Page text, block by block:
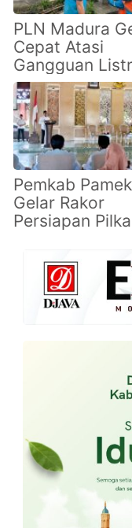
PLN Madura
Cepat Atasi
Gangguan
IBS PKMKK
Pamekasan
Pemkab
Gelar Rakor
Persiapan
Pemilu Aman
Damai